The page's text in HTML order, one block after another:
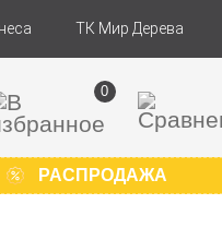
ТК Мир Дерева
0
РАСПРОДАЖА